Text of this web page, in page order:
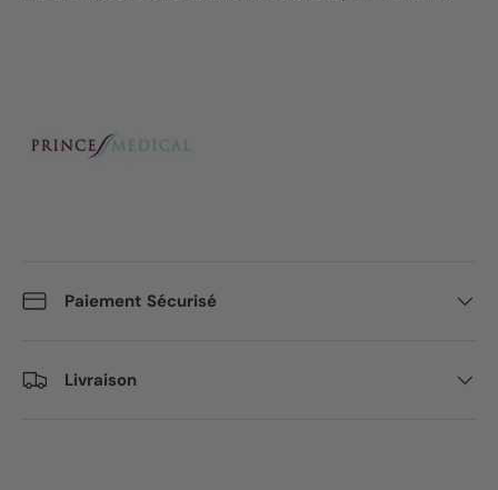
Paiement Sécurisé
Livraison